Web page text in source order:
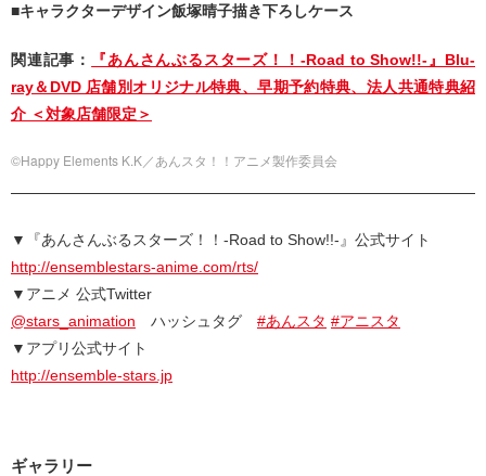
■キャラクターデザイン飯塚晴子描き下ろしケース
関連記事：
『あんさんぶるスターズ！！-Road to Show!!-』Blu-
ray＆DVD 店舗別オリジナル特典、早期予約特典、法人共通特典紹
介 ＜対象店舗限定＞
©Happy Elements K.K／あんスタ！！アニメ製作委員会
▼『あんさんぶるスターズ！！-Road to Show!!-』公式サイト
http://ensemblestars-anime.com/rts/
▼アニメ 公式Twitter
@stars_animation ハッシュタグ #あんスタ #アニスタ
▼アプリ公式サイト
http://ensemble-stars.jp
ギャラリー